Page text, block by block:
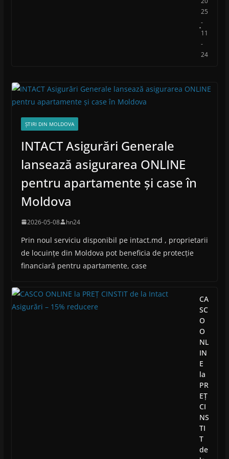
25
-
11
-
24
ȘTIRI DIN MOLDOVA
INTACT Asigurări Generale
lansează asigurarea ONLINE
pentru apartamente și case în
Moldova
2026-05-08 hn24
Prin noul serviciu disponibil pe intact.md , proprietarii
de locuințe din Moldova pot beneficia de protecție
financiară pentru apartamente, case
CA
SC
O
O
NL
IN
E
la
PR
EȚ
CI
NS
TI
T
de